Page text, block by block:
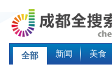
全部 新闻 美食